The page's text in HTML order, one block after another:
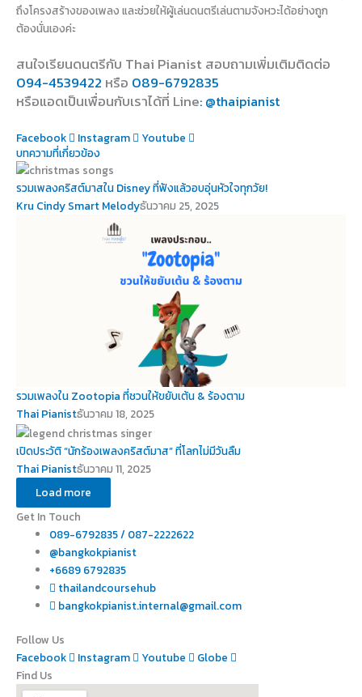
ถึงโครงสร้างของเพลง และช่วยให้ผู้เล่นดนตรีเล่นตามจังหวะได้อย่างถูก
ต้องนั่นเองค่ะ
สนใจเรียนดนตรีกับ Thai Pianist สอบถามเพิ่มเติมติดต่อ
094-4539422 หรือ 089-6792835
หรือแอดเป็นเพื่อนกับเราได้ที่ Line: @thaipianist
Facebook Instagram
Youtube
บทความที่เกี่ยวข้อง
รวมเพลงคริสต์มาสใน Disney ที่ฟังแล้วอบอุ่นหัวใจทุกวัย!
Kru Cindy Smart Melodyธันวาคม 25, 2025
รวมเพลงใน Zootopia ที่ชวนให้ขยับเต้น & ร้องตาม
Thai Pianistธันวาคม 18, 2025
เปิดประวัติ “นักร้องเพลงคริสต์มาส” ที่โลกไม่มีวันลืม
Thai Pianistธันวาคม 11, 2025
Load more
Get In Touch
089-6792835 / 087-2222622
@bangkokpianist
+6689 6792835
thailandcoursehub
bangkokpianist.internal@gmail.com
Follow Us
Facebook
Instagram Youtube
Globe
Find Us